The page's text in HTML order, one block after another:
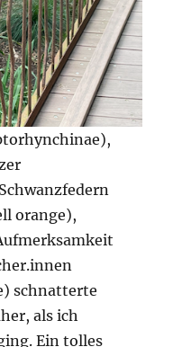
orange),
schnatterte
als ich
Ein tolles